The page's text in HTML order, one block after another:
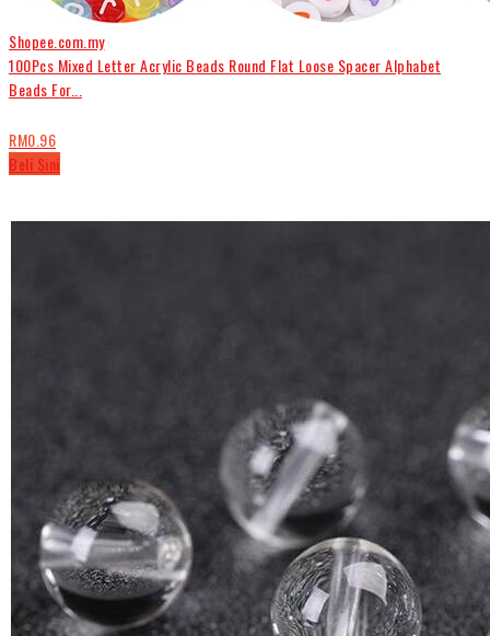
Shopee.com.my
100Pcs Mixed Letter Acrylic Beads Round Flat Loose Spacer Alphabet
Beads For...
RM0.96
Beli Sini